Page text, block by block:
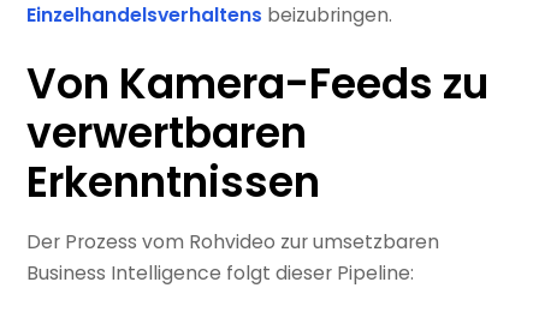
Einzelhandelsverhaltens beizubringen.
Von Kamera-Feeds zu
verwertbaren
Erkenntnissen
Der Prozess vom Rohvideo zur umsetzbaren
Business Intelligence folgt dieser Pipeline: